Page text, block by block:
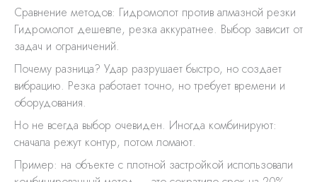
Сравнение методов: Гидромолот против алмазной резки
Гидромолот дешевле, резка аккуратнее. Выбор зависит от
задач и ограничений.
Почему разница? Удар разрушает быстро, но создает
вибрацию. Резка работает точно, но требует времени и
оборудования.
Но не всегда выбор очевиден. Иногда комбинируют:
сначала режут контур, потом ломают.
Пример: на объекте с плотной застройкой использовали